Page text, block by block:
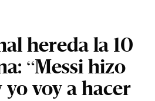
hereda la 10
“Messi hizo
voy a hacer